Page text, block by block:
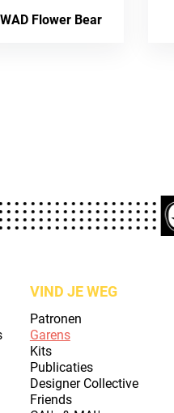
Flower Bear
VIND JE WEG
Patronen
Garens
Kits
Publicaties
Designer Collective
Friends